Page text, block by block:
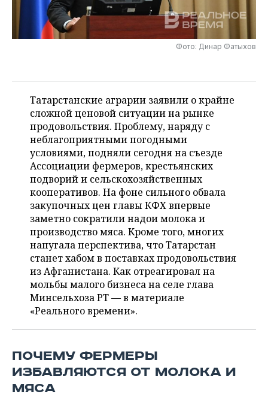
ЭНЕРГЕТИКА
УСЛУГИ
МЕДИА
ТЕЛЕКОММУНИКАЦИИ
ВЫЕЗДНАЯ РЕДАКЦИЯ
БИЗНЕС-БРАНЧИ
НОВОСТИ СПОРТА
ФУТБОЛ
ВОЛЕЙБОЛ
КИБЕРСПОРТ
ФИГУРНОЕ КАТАНИЕ
ВОДНЫЕ ВИДЫ СПОРТА
ХОККЕЙ С МЯЧОМ
ОБЩЕСТВО
НОВОСТИ ОБЩЕСТВА
ИСТОРИЯ
КУЛЬТУРА
МЕДИЦИНА
ОБРАЗОВАНИЕ
ПРОИСШЕСТВИЯ
ФОТОГАЛЕРЕЯ
СПИСОК ПЕРСОН
СПИСОК КОМПАНИЙ
ПОЛНАЯ ВЕРСИЯ
Фото: Динар Фатыхов
Татарстанские аграрии заявили о крайне
сложной ценовой ситуации на рынке
продовольствия. Проблему, наряду с
неблагоприятными погодными
условиями, подняли сегодня на съезде
Ассоциации фермеров, крестьянских
подворий и сельскохозяйственных
кооперативов. На фоне сильного обвала
закупочных цен главы КФХ впервые
заметно сократили надои молока и
производство мяса. Кроме того, многих
напугала перспектива, что Татарстан
станет хабом в поставках продовольствия
из Афганистана. Как отреагировал на
мольбы малого бизнеса на селе глава
Минсельхоза РТ — в материале
«Реального времени».
ПОЧЕМУ ФЕРМЕРЫ
ИЗБАВЛЯЮТСЯ ОТ МОЛОКА И
МЯСА